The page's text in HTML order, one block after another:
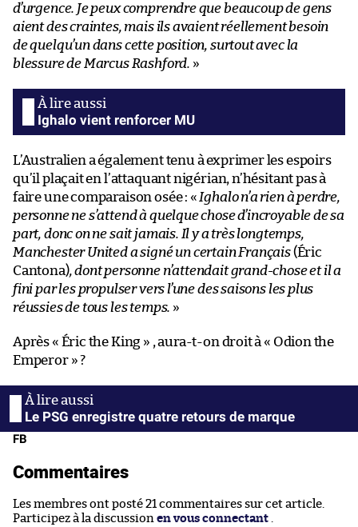
d’urgence. Je peux comprendre que beaucoup de gens
aient des craintes, mais ils avaient réellement besoin
de quelqu’un dans cette position, surtout avec la
blessure de Marcus Rashford. »
Ighalo vient renforcer MU
L’Australien a également tenu à exprimer les espoirs
qu’il plaçait en l’attaquant nigérian, n’hésitant pas à
faire une comparaison osée : « Ighalo n’a rien à perdre,
personne ne s’attend à quelque chose d’incroyable de sa
part, donc on ne sait jamais. Il y a très longtemps,
Manchester United a signé un certain Français(Éric
Cantona), dont personne n’attendait grand-chose et il a
fini par les propulser vers l’une des saisons les plus
réussies de tous les temps. »
Après « Éric the King » , aura-t-on droit à « Odion the
Emperor » ?
Le PSG enregistre quatre retours de marque
FB
Commentaires
Les membres ont posté 21 commentaires sur cet article.
Participez à la discussion en vous connectant